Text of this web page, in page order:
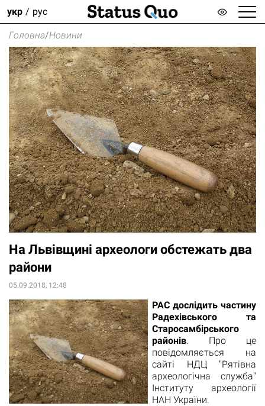
укр рус
Головна/Новини
На Львівщині археологи обстежать два
райони
05.09.2018, 12:48
РАС дослідить частину
Радехівського та
Старосамбірського
районів. Про це
повідомляється на
сайті НДЦ "Рятівна
археологічна служба"
Інституту археології
НАН України.